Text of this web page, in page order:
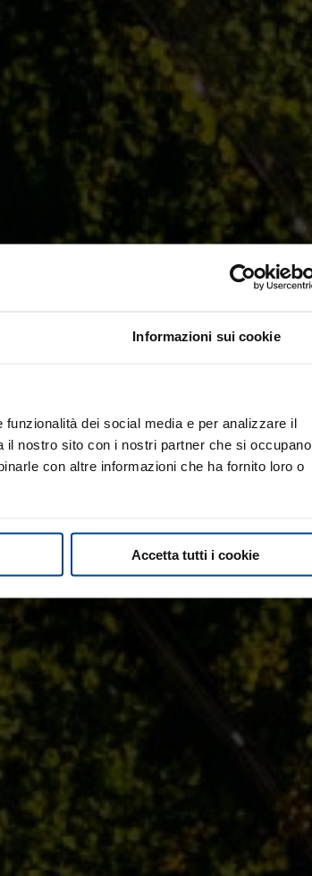
Informazioni sui cookie
dei social media e per analizzare il
nostro sito con i nostri partner che si occupano
con altre informazioni che ha fornito loro o
Accetta tutti i cookie